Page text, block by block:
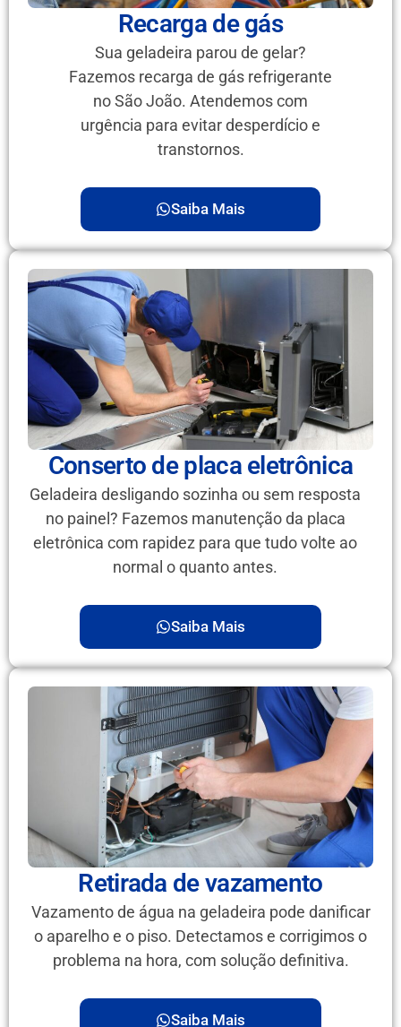
Recarga de gás
Sua geladeira parou de gelar?
Fazemos recarga de gás refrigerante
no São João. Atendemos com
urgência para evitar desperdício e
transtornos.
Saiba Mais
Conserto de placa eletrônica
Geladeira desligando sozinha ou sem resposta
no painel? Fazemos manutenção da placa
eletrônica com rapidez para que tudo volte ao
normal o quanto antes.
Saiba Mais
Retirada de vazamento
Vazamento de água na geladeira pode danificar
o aparelho e o piso. Detectamos e corrigimos o
problema na hora, com solução definitiva.
Saiba Mais